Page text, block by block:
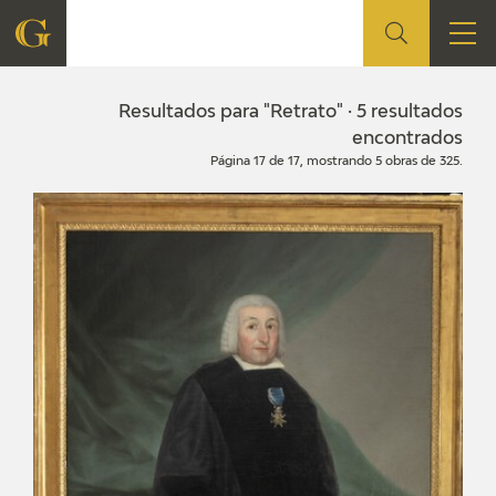
CENTRO DE INVESTIGACIÓN Y DOCUMENTACIÓN
ACCIÓN CORPORATIVA
CONTACTO
PROGRAMACIÓN
Resultados para "Retrato" · 5 resultados
encontrados
Página 17 de 17, mostrando 5 obras de 325.